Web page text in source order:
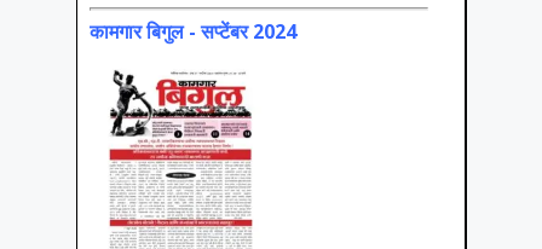
कामगार बिगुल - सप्टेंबर 2024